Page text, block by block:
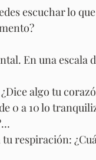
escuchar lo
En una escala
algo tu
0 a 10 lo
respiración: